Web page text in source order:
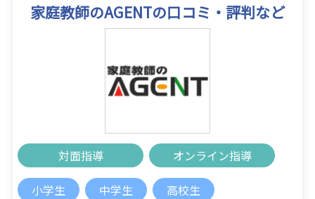
家庭教師のAGENTの口コミ・評判など
対面指導 オンライン指導
小学生 中学生 高校生